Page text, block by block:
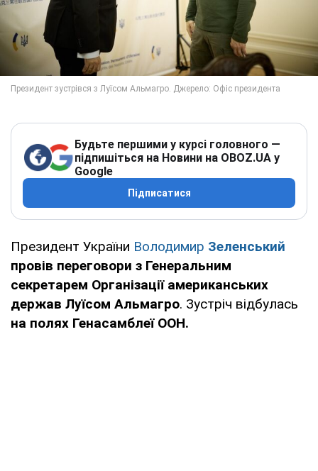
Будьте першими у курсі головного —
підпишіться на Новини на OBOZ.UA у
Google
Підписатися
Президент України Володимир Зеленський
провів переговори з Генеральним
секретарем Організації американських
держав Луїсом Альмагро. Зустріч відбулась
на полях Генасамблеї ООН.